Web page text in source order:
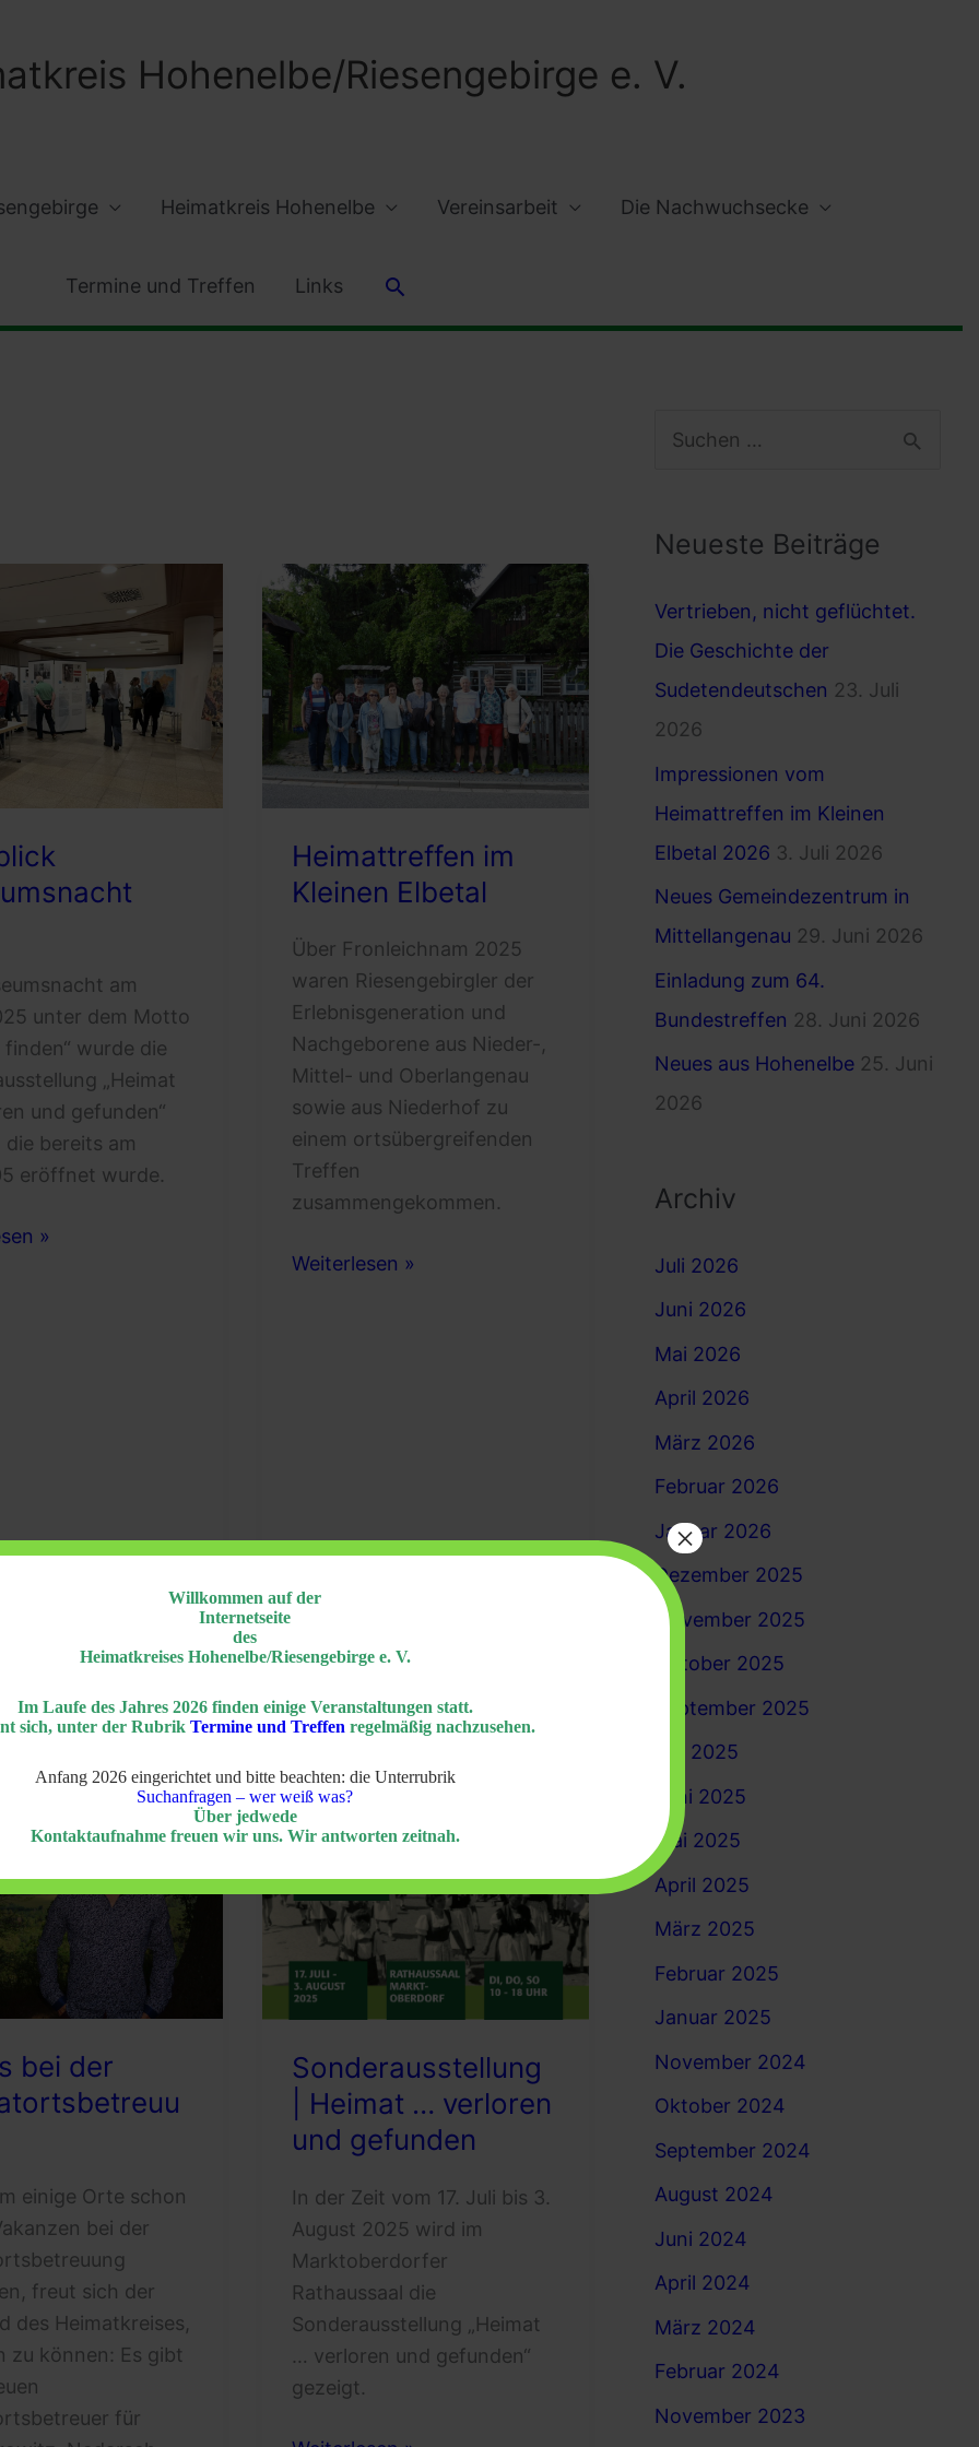
Hohenelbe/Riesengebirge e. V.
Heimatkreis Hohenelbe Vereinsarbeit Die Nachwuchsecke
Termine und Treffen Links Suchen
am
unter dem Motto
finden“ wurde die
„Heimat
und gefunden“
die bereits am
eröffnet wurde.
»
Heimattreffen im
Kleinen Elbetal
Über Fronleichnam 2025
waren Riesengebirgler der
Erlebnisgeneration und
Nachgeborene aus Nieder-,
Mittel- und Oberlangenau
sowie aus Niederhof zu
einem ortsübergreifenden
Treffen
zusammengekommen.
Heimattreffen
Weiterlesen »
bei der
einige Orte schon
bei der
freut sich der
des Heimatkreises,
zu können: Es gibt
für
Sonderausstellung
| Heimat … verloren
und gefunden
In der Zeit vom 17. Juli bis 3.
August 2025 wird im
Marktoberdorfer
Rathaussaal die
Sonderausstellung „Heimat
… verloren und gefunden“
gezeigt.
h
n
n
a
c
h
:
Neueste Beiträge
Vertrieben, nicht geflüchtet.
Die Geschichte der
Sudetendeutschen 23. Juli
2026
Impressionen vom
Heimattreffen im Kleinen
Elbetal 2026 3. Juli 2026
Neues Gemeindezentrum in
Mittellangenau 29. Juni 2026
Einladung zum 64.
Bundestreffen 28. Juni 2026
Neues aus Hohenelbe 25. Juni
2026
Archiv
Juli 2026
Juni 2026
Mai 2026
April 2026
März 2026
Februar 2026
Januar 2026
Dezember 2025
November 2025
Oktober 2025
September 2025
Juli 2025
Juni 2025
Mai 2025
April 2025
März 2025
Februar 2025
Januar 2025
November 2024
Oktober 2024
September 2024
August 2024
Juni 2024
April 2024
März 2024
Februar 2024
November 2023
Willkommen auf der
Internetseite
des
Heimatkreises Hohenelbe/Riesengebirge e. V.
Im Laufe des Jahres 2026 finden einige Veranstaltungen statt.
sich, unter der Rubrik Termine und Treffen regelmäßig nachzusehen.
Anfang 2026 eingerichtet und bitte beachten: die Unterrubrik
Suchanfragen – wer weiß was?
Über jedwede
Kontaktaufnahme freuen wir uns. Wir antworten zeitnah.
×